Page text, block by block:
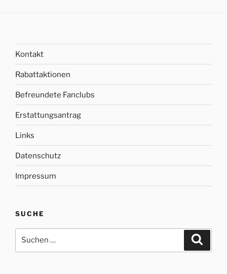
Kontakt
Rabattaktionen
Befreundete Fanclubs
Erstattungsantrag
Links
Datenschutz
Impressum
SUCHE
nach: